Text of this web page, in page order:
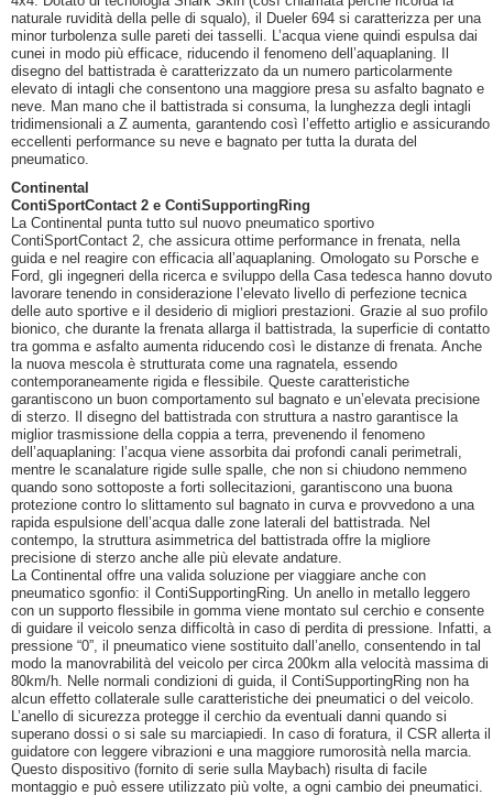
naturale ruvidità della pelle di squalo), il Dueler 694 si caratterizza per una
minor turbolenza sulle pareti dei tasselli. L’acqua viene quindi espulsa dai
cunei in modo più efficace, riducendo il fenomeno dell’aquaplaning. Il
disegno del battistrada è caratterizzato da un numero particolarmente
elevato di intagli che consentono una maggiore presa su asfalto bagnato e
neve. Man mano che il battistrada si consuma, la lunghezza degli intagli
tridimensionali a Z aumenta, garantendo così l’effetto artiglio e assicurando
eccellenti performance su neve e bagnato per tutta la durata del
pneumatico.
Continental
ContiSportContact 2 e ContiSupportingRing
La Continental punta tutto sul nuovo pneumatico sportivo
ContiSportContact 2, che assicura ottime performance in frenata, nella
guida e nel reagire con efficacia all’aquaplaning. Omologato su Porsche e
Ford, gli ingegneri della ricerca e sviluppo della Casa tedesca hanno dovuto
lavorare tenendo in considerazione l’elevato livello di perfezione tecnica
delle auto sportive e il desiderio di migliori prestazioni. Grazie al suo profilo
bionico, che durante la frenata allarga il battistrada, la superficie di contatto
tra gomma e asfalto aumenta riducendo così le distanze di frenata. Anche
la nuova mescola è strutturata come una ragnatela, essendo
contemporaneamente rigida e flessibile. Queste caratteristiche
garantiscono un buon comportamento sul bagnato e un’elevata precisione
di sterzo. Il disegno del battistrada con struttura a nastro garantisce la
miglior trasmissione della coppia a terra, prevenendo il fenomeno
dell’aquaplaning: l’acqua viene assorbita dai profondi canali perimetrali,
mentre le scanalature rigide sulle spalle, che non si chiudono nemmeno
quando sono sottoposte a forti sollecitazioni, garantiscono una buona
protezione contro lo slittamento sul bagnato in curva e provvedono a una
rapida espulsione dell’acqua dalle zone laterali del battistrada. Nel
contempo, la struttura asimmetrica del battistrada offre la migliore
precisione di sterzo anche alle più elevate andature.
La Continental offre una valida soluzione per viaggiare anche con
pneumatico sgonfio: il ContiSupportingRing. Un anello in metallo leggero
con un supporto flessibile in gomma viene montato sul cerchio e consente
di guidare il veicolo senza difficoltà in caso di perdita di pressione. Infatti, a
pressione “0”, il pneumatico viene sostituito dall’anello, consentendo in tal
modo la manovrabilità del veicolo per circa 200km alla velocità massima di
80km/h. Nelle normali condizioni di guida, il ContiSupportingRing non ha
alcun effetto collaterale sulle caratteristiche dei pneumatici o del veicolo.
L’anello di sicurezza protegge il cerchio da eventuali danni quando si
superano dossi o si sale su marciapiedi. In caso di foratura, il CSR allerta il
guidatore con leggere vibrazioni e una maggiore rumorosità nella marcia.
Questo dispositivo (fornito di serie sulla Maybach) risulta di facile
montaggio e può essere utilizzato più volte, a ogni cambio dei pneumatici.